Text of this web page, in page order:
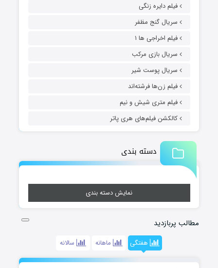
فیلم دایره زنگی
سریال گنج مظفر
فیلم اخراجی ها ۱
سریال بازی مرکب
سریال پوست شیر
فیلم زن‌ها فرشته‌اند
فیلم متری شیش و نیم
کالکشن فیلم‌های هری پاتر
دسته بندی
نمایش دسته بندی
مطالب پربازدید
هفتگی ماهانه سالانه